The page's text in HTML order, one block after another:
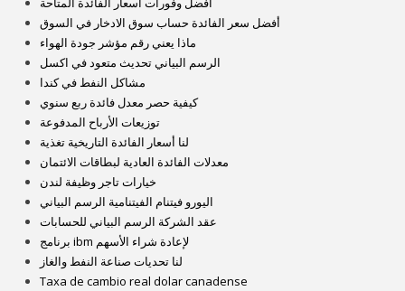
أفضل سعر الفائدة حساب سوق الادخار في السوق
ماذا يعني رقم مؤشر جودة الهواء
الرسم البياني تحديث متعود في اكسل
مشاكل النفط في كندا
كيفية حصر معدل فائدة ربع سنوي
توزيعات الأرباح المدفوعة
لنا أسعار الفائدة التاريخية تغذية
معدلات الفائدة العادية لبطاقات الائتمان
خيارات تاجر وظيفة لندن
اليورو فيتنام الفيتنامية الرسم البياني
عقد الشركة الرسم البياني للحسابات
برنامج ibm لإعادة شراء الأسهم
لنا تحديات صناعة النفط والغاز
Taxa de cambio real dolar canadense